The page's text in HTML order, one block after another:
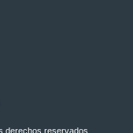
derechos reservados.